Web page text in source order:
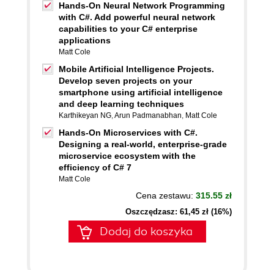
Hands-On Neural Network Programming
with C#. Add powerful neural network
capabilities to your C# enterprise
applications
Matt Cole
Mobile Artificial Intelligence Projects.
Develop seven projects on your
smartphone using artificial intelligence
and deep learning techniques
Karthikeyan NG,Arun Padmanabhan, Matt Cole
Hands-On Microservices with C#.
Designing a real-world, enterprise-grade
microservice ecosystem with the
efficiency of C# 7
Matt Cole
Cena zestawu: 315.55 zł
Oszczędzasz: 61,45 zł (16%)
Dodaj do koszyka